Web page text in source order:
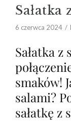
Sałatka
6 czerwca 2024
Sałatka
smaków!
salami?
sałatkę z